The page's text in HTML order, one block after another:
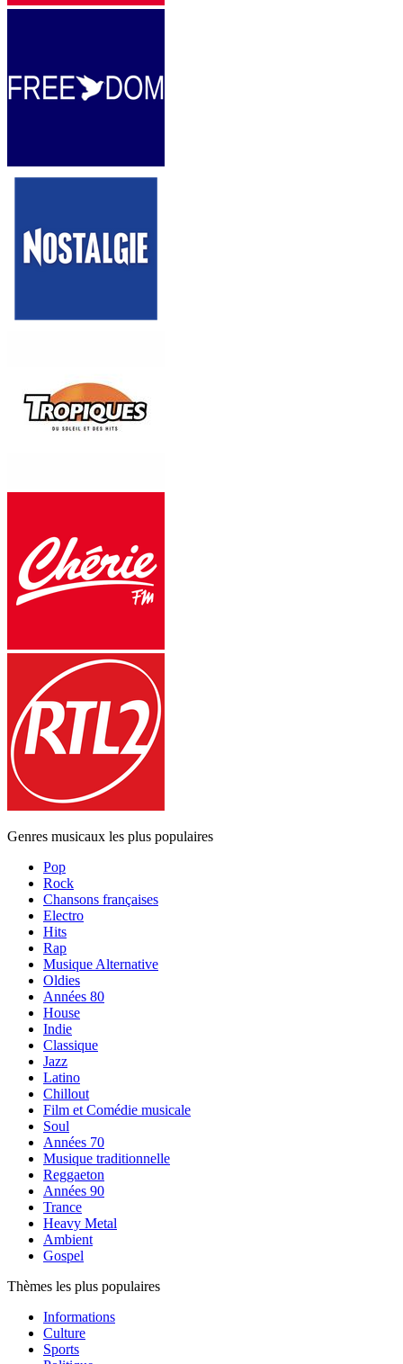
Genres musicaux les plus populaires
Pop
Rock
Chansons françaises
Electro
Hits
Rap
Musique Alternative
Oldies
Années 80
House
Indie
Classique
Jazz
Latino
Chillout
Film et Comédie musicale
Soul
Années 70
Musique traditionnelle
Reggaeton
Années 90
Trance
Heavy Metal
Ambient
Gospel
Thèmes les plus populaires
Informations
Culture
Sports